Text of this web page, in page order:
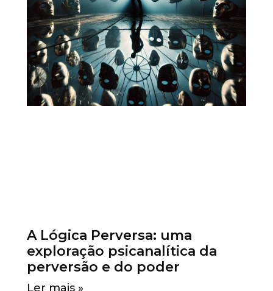
A Lógica Perversa: uma
exploração psicanalítica da
perversão e do poder
Ler mais »